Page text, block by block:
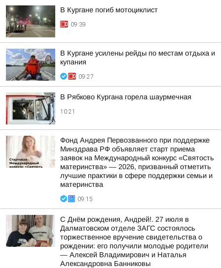
В Кургане погиб мотоциклист
09:39
В Кургане усилены рейды по местам отдыха и
купания
09:27
В Рябково Кургана горела шаурмечная
10:21
Фонд Андрея Первозванного при поддержке
Минздрава РФ объявляет старт приема
заявок на Международный конкурс «Святость
материнства» — 2026, призванный отметить
лучшие практики в сфере поддержки семьи и
материнства
09:15
С Днём рождения, Андрей!. 27 июля в
Далматовском отделе ЗАГС состоялось
торжественное вручение свидетельства о
рождении: его получили молодые родители
— Алексей Владимирович и Наталья
Александровна Банниковы